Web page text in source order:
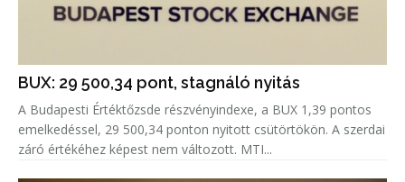
BUX: 29 500,34 pont, stagnáló nyitás
A Budapesti Értéktőzsde részvényindexe, a BUX 1,39 pontos
emelkedéssel, 29 500,34 ponton nyitott csütörtökön. A szerdai
záró értékéhez képest nem változott. MTI...